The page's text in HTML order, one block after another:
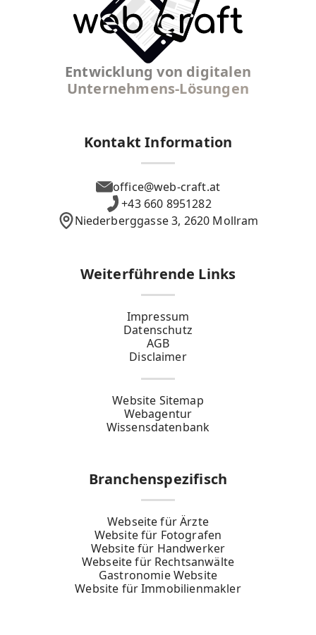
Entwicklung von digitalen
Unternehmens-Lösungen
Kontakt Information
office@web-craft.at
+43 660 8951282
Niederberggasse 3, 2620 Mollram
Weiterführende Links
Impressum
Datenschutz
AGB
Disclaimer
Website Sitemap
Webagentur
Wissensdatenbank
Branchenspezifisch
Webseite für Ärzte
Website für Fotografen
Website für Handwerker
Webseite für Rechtsanwälte
Gastronomie Website
Website für Immobilienmakler